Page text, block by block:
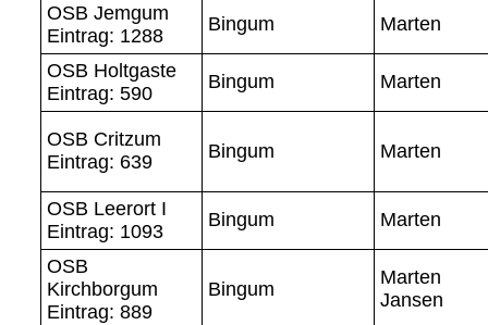
OSB Jemgum
Eintrag: 1288
Bingum Marten
OSB Holtgaste
Eintrag: 590
Bingum Marten
OSB Critzum
Eintrag: 639
Bingum Marten
OSB Leerort I
Eintrag: 1093
Bingum Marten
OSB
Kirchborgum
Eintrag: 889
Bingum
Marten
Jansen